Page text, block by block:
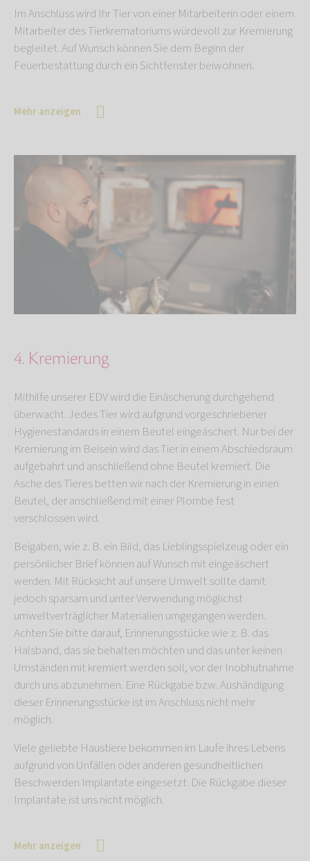
Im Anschluss wird Ihr Tier von einer Mitarbeiterin oder einem
Mitarbeiter des Tierkrematoriums würdevoll zur Kremierung
begleitet. Auf Wunsch können Sie dem Beginn der
Feuerbestattung durch ein Sichtfenster beiwohnen.
Mehr anzeigen
4. Kremierung
Mithilfe unserer EDV wird die Einäscherung durchgehend
überwacht. Jedes Tier wird aufgrund vorgeschriebener
Hygienestandards in einem Beutel eingeäschert. Nur bei der
Kremierung im Beisein wird das Tier in einem Abschiedsraum
aufgebahrt und anschließend ohne Beutel kremiert. Die
Asche des Tieres betten wir nach der Kremierung in einen
Beutel, der anschließend mit einer Plombe fest
verschlossen wird.
Beigaben, wie z. B. ein Bild, das Lieblingsspielzeug oder ein
persönlicher Brief können auf Wunsch mit eingeäschert
werden. Mit Rücksicht auf unsere Umwelt sollte damit
jedoch sparsam und unter Verwendung möglichst
umweltverträglicher Materialien umgegangen werden.
Achten Sie bitte darauf, Erinnerungsstücke wie z. B. das
Halsband, das sie behalten möchten und das unter keinen
Umständen mit kremiert werden soll, vor der Inobhutnahme
durch uns abzunehmen. Eine Rückgabe bzw. Aushändigung
dieser Erinnerungsstücke ist im Anschluss nicht mehr
möglich.
Viele geliebte Haustiere bekommen im Laufe ihres Lebens
aufgrund von Unfällen oder anderen gesundheitlichen
Beschwerden Implantate eingesetzt. Die Rückgabe dieser
Implantate ist uns nicht möglich.
Mehr anzeigen